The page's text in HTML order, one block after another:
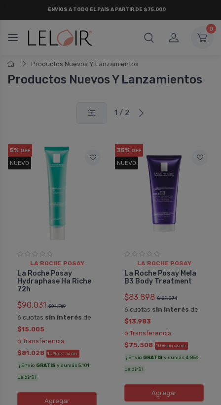
0
Productos Nuevos Y Lanzamientos
Productos Nuevos Y Lanzamientos
1 / 2
5% OFF
NUEVO
LA ROCHE POSAY
La Roche Posay
Hydraphase Ha Riche
72h
$90.031 $94.769
6 cuotas sin interés de
$15.005
ó Transferencia
$81.028 10% EXTRA OFF
¡ Envío GRATIS y sumás 5.101
Leloir$ !
Agregar
35% OFF
NUEVO
LA ROCHE POSAY
La Roche Posay Mela
B3 Body Treatment
$83.898 $129.074
6 cuotas sin interés de
$13.983
ó Transferencia
$75.508 10% EXTRA OFF
¡ Envío GRATIS y sumás 4.856
Leloir$ !
Agregar